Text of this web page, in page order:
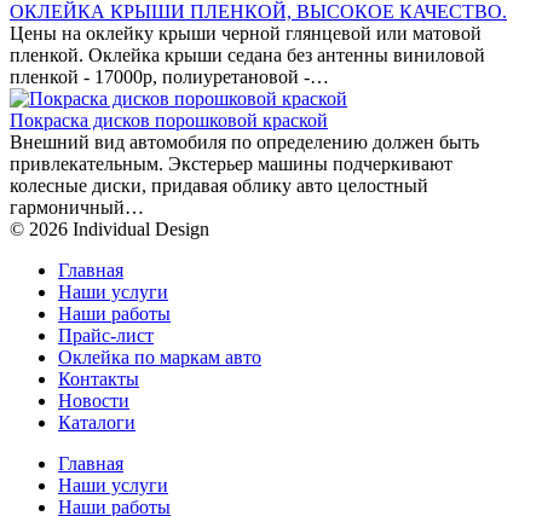
ОКЛЕЙКА КРЫШИ ПЛЕНКОЙ, ВЫСОКОЕ КАЧЕСТВО.
Цены на оклейку крыши черной глянцевой или матовой
пленкой. Оклейка крыши седана без антенны виниловой
пленкой - 17000р, полиуретановой -…
Покраска дисков порошковой краской
Внешний вид автомобиля по определению должен быть
привлекательным. Экстерьер машины подчеркивают
колесные диски, придавая облику авто целостный
гармоничный…
© 2026 Individual Design
Главная
Наши услуги
Наши работы
Прайс-лист
Оклейка по маркам авто
Контакты
Новости
Каталоги
Главная
Наши услуги
Наши работы